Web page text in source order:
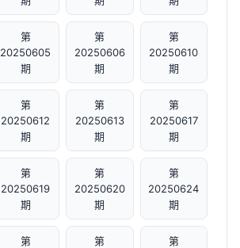
第
20250605
期
第
20250606
期
第
20250610
期
第
20250612
期
第
20250613
期
第
20250617
期
第
20250619
期
第
20250620
期
第
20250624
期
第
第
第